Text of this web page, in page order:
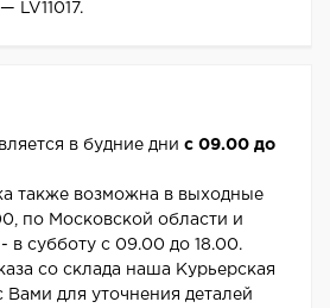
LV11017.
в будние дни с 09.00 до
также возможна в выходные
по Московской области и
в субботу с 09.00 до 18.00.
со склада наша Курьерская
для уточнения деталей